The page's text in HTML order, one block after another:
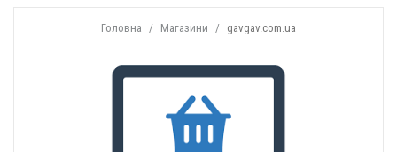
Головна Магазини gavgav.com.ua